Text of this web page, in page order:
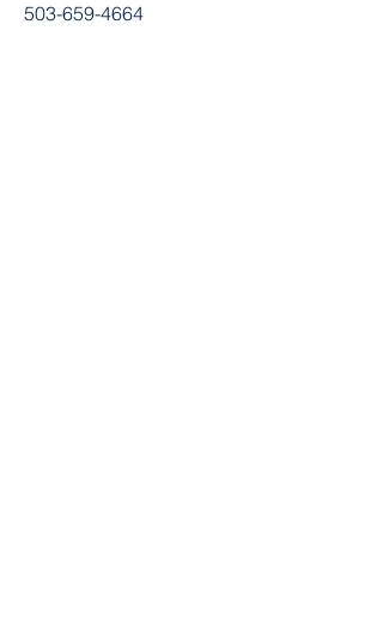
503-659-4664